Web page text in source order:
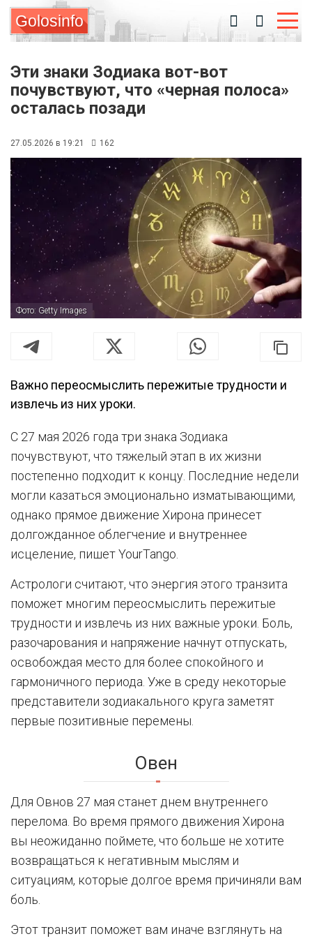
Golosinfo
Эти знаки Зодиака вот-вот
почувствуют, что «черная полоса»
осталась позади
27.05.2026 в 19:21 162
Фото: Getty Images
Важно переосмыслить пережитые трудности и
извлечь из них уроки.
С 27 мая 2026 года три знака Зодиака
почувствуют, что тяжелый этап в их жизни
постепенно подходит к концу. Последние недели
могли казаться эмоционально изматывающими,
однако прямое движение Хирона принесет
долгожданное облегчение и внутреннее
исцеление, пишет YourTango.
Астрологи считают, что энергия этого транзита
поможет многим переосмыслить пережитые
трудности и извлечь из них важные уроки. Боль,
разочарования и напряжение начнут отпускать,
освобождая место для более спокойного и
гармоничного периода. Уже в среду некоторые
представители зодиакального круга заметят
первые позитивные перемены.
Овен
Для Овнов 27 мая станет днем внутреннего
перелома. Во время прямого движения Хирона
вы неожиданно поймете, что больше не хотите
возвращаться к негативным мыслям и
ситуациям, которые долгое время причиняли вам
боль.
Этот транзит поможет вам иначе взглянуть на